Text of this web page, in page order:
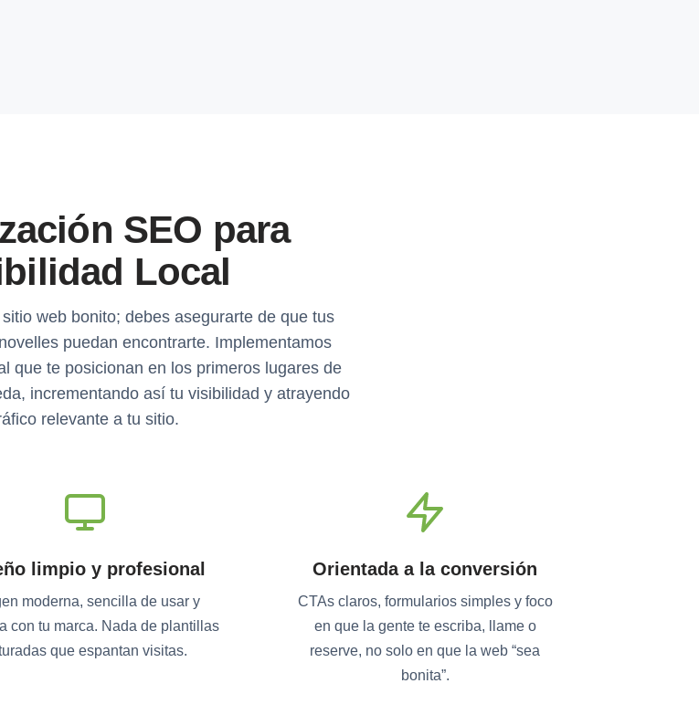
SEO para
Local
web bonito; debes asegurarte de que tus
puedan encontrarte. Implementamos
que te posicionan en los primeros lugares de
incrementando así tu visibilidad y atrayendo
relevante a tu sitio.
limpio y profesional
moderna, sencilla de usar y
con tu marca. Nada de plantillas
que espantan visitas.
Orientada a la conversión
CTAs claros, formularios simples y foco
en que la gente te escriba, llame o
reserve, no solo en que la web “sea
bonita”.